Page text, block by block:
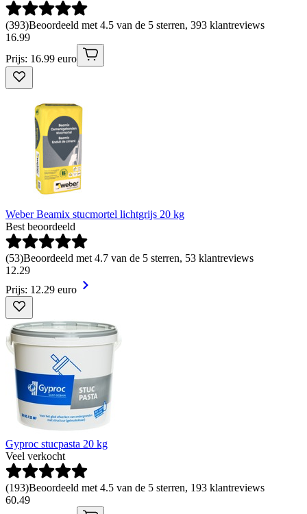
(393)Beoordeeld met 4.5 van de 5 sterren, 393 klantreviews
16.99
Prijs: 16.99 euro
Weber Beamix stucmortel lichtgrijs 20 kg
Best beoordeeld
(53)Beoordeeld met 4.7 van de 5 sterren, 53 klantreviews
12.29
Prijs: 12.29 euro
Gyproc stucpasta 20 kg
Veel verkocht
(193)Beoordeeld met 4.5 van de 5 sterren, 193 klantreviews
60.49